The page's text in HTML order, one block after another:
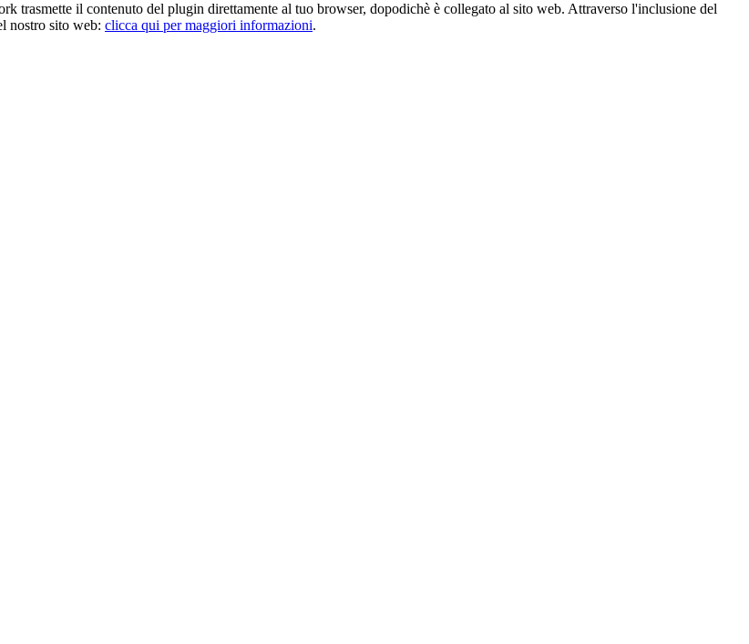
il contenuto del plugin direttamente al tuo browser, dopodichè è collegato al sito web. Attraverso l'inclusione del
nostro sito web: clicca qui per maggiori informazioni.